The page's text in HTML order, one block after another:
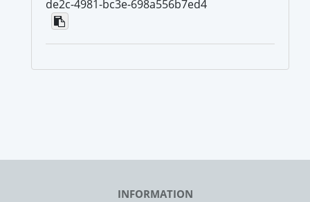
de2c-4981-bc3e-698a556b7ed4
INFORMATION